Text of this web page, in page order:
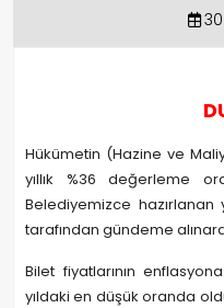
Hükümetin (Hazine ve
yıllık %36 değerleme
Belediyemizce hazırlanan
tarafından gündeme
Bilet fiyatlarının
yıldaki en düşük oranda